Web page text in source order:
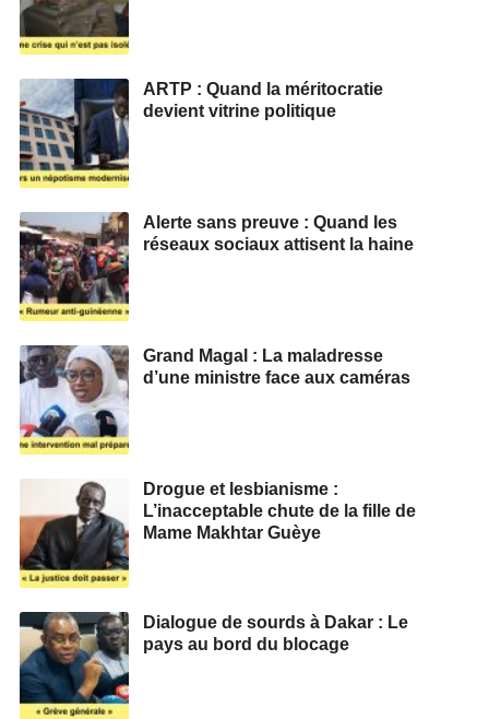
ARTP : Quand la méritocratie
devient vitrine politique
Alerte sans preuve : Quand les
réseaux sociaux attisent la haine
Grand Magal : La maladresse
d’une ministre face aux caméras
Drogue et lesbianisme :
L’inacceptable chute de la fille de
Mame Makhtar Guèye
Dialogue de sourds à Dakar : Le
pays au bord du blocage